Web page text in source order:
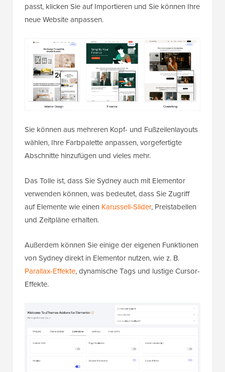
passt, klicken Sie auf Importieren und Sie können Ihre
neue Website anpassen.
Sie können aus mehreren Kopf- und Fußzeilenlayouts
wählen, Ihre Farbpalette anpassen, vorgefertigte
Abschnitte hinzufügen und vieles mehr.
Das Tolle ist, dass Sie Sydney auch mit Elementor
verwenden können, was bedeutet, dass Sie Zugriff
auf Elemente wie einen Karussell-Slider, Preistabellen
und Zeitpläne erhalten.
Außerdem können Sie einige der eigenen Funktionen
von Sydney direkt in Elementor nutzen, wie z. B.
Parallax-Effekte, dynamische Tags und lustige Cursor-
Effekte.